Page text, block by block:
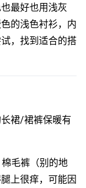
最好也用浅灰
的浅色衬衫，内
，找到适合的搭
裙/裙裤保暖有
毛裤（别的地
上很痒，可能因